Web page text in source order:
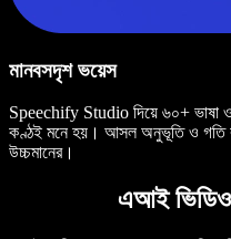
মানবসদৃশ ভয়েস
Speechify Studio দিয়ে ৬০+ ভাষা ও
কণ্ঠই মনে হয়। আসল অনুভূতি ও গতি
উচ্চমানের।
এআই ভিডিও